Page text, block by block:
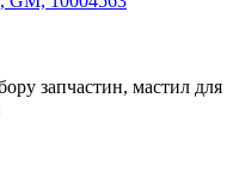
запчастин, мастил для